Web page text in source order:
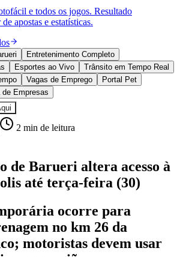
Aldeia de BarueriAlphavilleBairro
CentroChácaras Marco
Engenho NovoFazenda
AudirJardim BelvalJardim
Jardim dos Camargos
Jardim IracemaJardim ItaquitiJardim
e todos os jogos. Resultado
apostas e estatísticas.
Entretenimento Completo
Esportes ao Vivo
Trânsito em Tempo Real
Vagas de Emprego
Portal Pet
de Empresas
2 min de leitura
de Barueri altera acesso à
até terça-feira (30)
ocorre para
no km 26 da
motoristas devem usar